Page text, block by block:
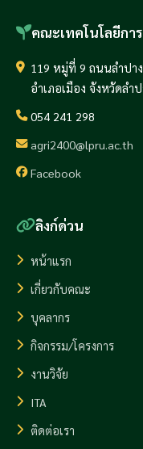
คณะเทคโนโลยีกา
119 หมู่ที่ 9 ถนนลำป
อำเภอเมือง จังหวัดลำ
054 241 298
agri2400@lpru.ac.th
Facebook
ลิงก์ด่วน
หน้าแรก
เกี่ยวกับคณะ
บุคลากร
กิจกรรม/โครงการ
งานวิจัย
ITA
ติดต่อเรา